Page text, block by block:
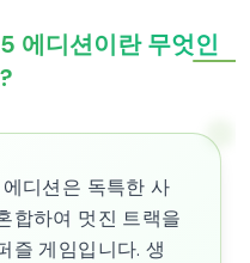
에디션이란 무엇인
디션은 독특한 사
합하여 멋진 트랙을
즐 게임입니다. 생